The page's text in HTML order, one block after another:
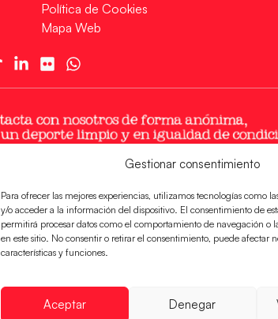
Gestionar consentimiento
Para ofrecer las mejores experiencias, utilizamos tecnologías como
y/o acceder a la información del dispositivo. El consentimiento de
permitirá procesar datos como el comportamiento de navegación o
en este sitio. No consentir o retirar el consentimiento, puede afectar
características y funciones.
Aceptar Denegar
Política de Cookies
Mapa Web